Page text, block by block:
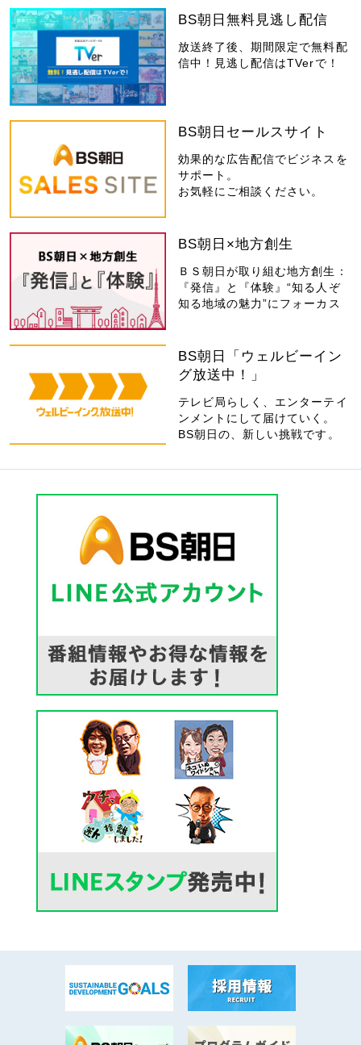
BS朝日無料見逃し配信
放送終了後、期間限定で無料配
信中！見逃し配信はTVerで！
BS朝日セールスサイト
効果的な広告配信でビジネスを
サポート。
お気軽にご相談ください。
BS朝日×地方創生
ＢＳ朝日が取り組む地方創生：
『発信』と『体験』“知る人ぞ
知る地域の魅力”にフォーカス
BS朝日「ウェルビーイン
グ放送中！」
テレビ局らしく、エンターテイ
ンメントにして届けていく。
BS朝日の、新しい挑戦です。